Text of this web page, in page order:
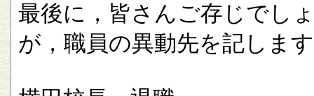
最後に，皆さんご存じでし
が，職員の異動先を記しま